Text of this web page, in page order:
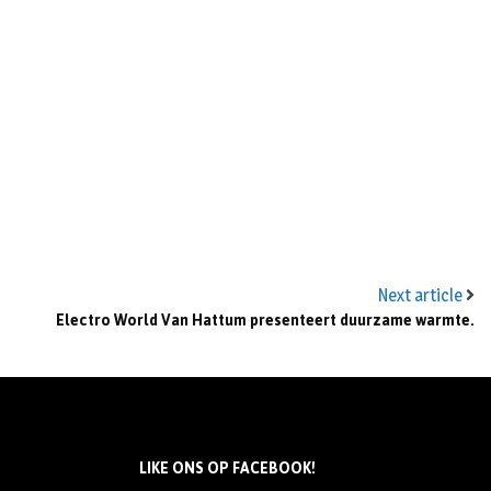
Next article
Electro World Van Hattum presenteert duurzame warmte.
LIKE ONS OP FACEBOOK!